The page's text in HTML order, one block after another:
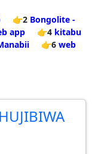
👉2 Bongolite -
app 👉4 kitabu
👉6 web